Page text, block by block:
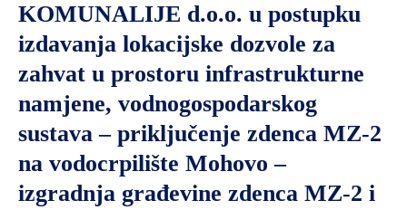
KOMUNALIJE d.o.o. u postupku
izdavanja lokacijske dozvole za
zahvat u prostoru infrastrukturne
namjene, vodnogospodarskog
sustava – priključenje zdenca MZ-2
na vodocrpilište Mohovo –
izgradnja građevine zdenca MZ-2 i